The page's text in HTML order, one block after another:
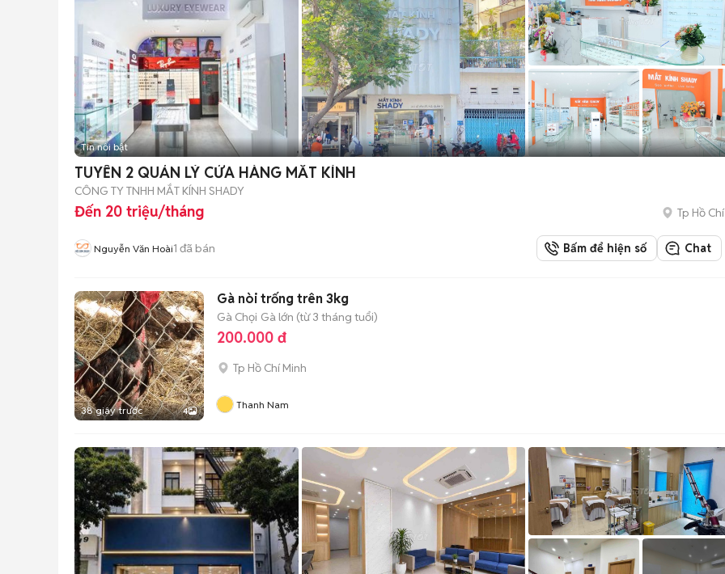
Tin nổi bật
TUYỂN 2 QUẢN LÝ CỬA HÀNG MẮT KÍNH
CÔNG TY TNHH MẮT KÍNH SHADY
Đến 20 triệu/tháng Tp Hồ
Nguyễn Văn Hoài1 đã bán Bấm để hiện số Chat
38 giây trước 4
Gà nòi trống trên 3kg
Gà Chọi Gà lớn (từ 3 tháng tuổi)
200.000 đ
Tp Hồ Chí Minh
Thanh Nam